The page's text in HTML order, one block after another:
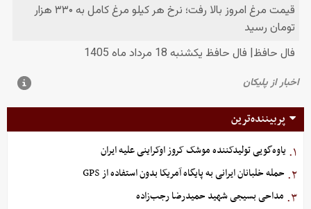
پربیننده‌ترین
۱. یاوه‌گویی تولیدکننده موشک کروز اوکراینی علیه ایران
۲. حمله خلبانان ایرانی به پایگاه آمریکا بدون استفاده از GPS
۳. مداحی بسیجی شهید حمیدرضا رجب‌زاده